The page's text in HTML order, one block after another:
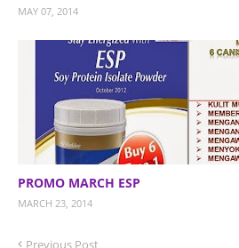
MAY 07, 2014
PROMO MARCH ESP
MARCH 23, 2014
Previous Post